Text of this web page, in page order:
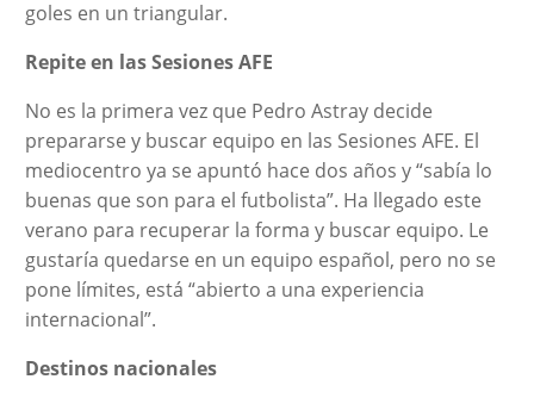
goles en un triangular.
Repite en las Sesiones AFE
No es la primera vez que Pedro Astray decide
prepararse y buscar equipo en las Sesiones AFE. El
mediocentro ya se apuntó hace dos años y “sabía lo
buenas que son para el futbolista”. Ha llegado este
verano para recuperar la forma y buscar equipo. Le
gustaría quedarse en un equipo español, pero no se
pone límites, está “abierto a una experiencia
internacional”.
Destinos nacionales